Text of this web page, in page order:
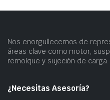
Nos enorgullecemos de
áreas clave como motor,
remolque y sujeción de carga.
¿Necesitas Asesoría?